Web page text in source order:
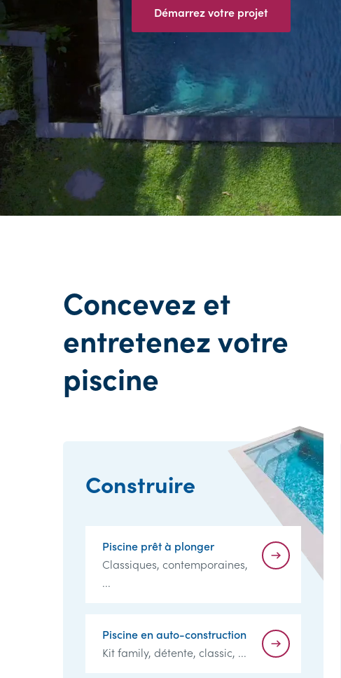
Démarrez votre projet
Concevez et
entretenez votre
piscine
Construire
Piscine prêt à plonger
Classiques, contemporaines,
...
Piscine en auto-construction
Kit family, détente, classic, ...